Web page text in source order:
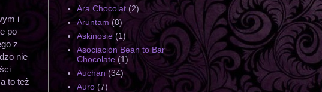
i
po
z
nie
to też
Ara Chocolat (2)
Aruntam (8)
Askinosie (1)
Asociación Bean to Bar
Chocolate (1)
Auchan (34)
Auro (7)